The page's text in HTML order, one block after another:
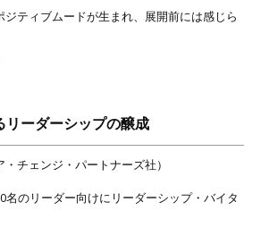
ティブムードが生まれ、展開前には感じら
ーダーシップの醸成
チェンジ・パートナーズ社）
名のリーダー向けにリーダーシップ・バイタ